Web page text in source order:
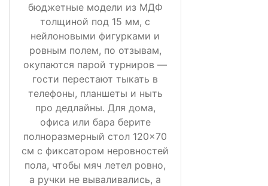
бюджетные модели из МДФ
толщиной под 15 мм, с
нейлоновыми фигурками и
ровным полем, по отзывам,
окупаются парой турниров —
гости перестают тыкать в
телефоны, планшеты и ныть
про дедлайны. Для дома,
офиса или бара берите
полноразмерный стол 120×70
см с фиксатором неровностей
пола, чтобы мяч летел ровно,
а ручки не вываливались, а